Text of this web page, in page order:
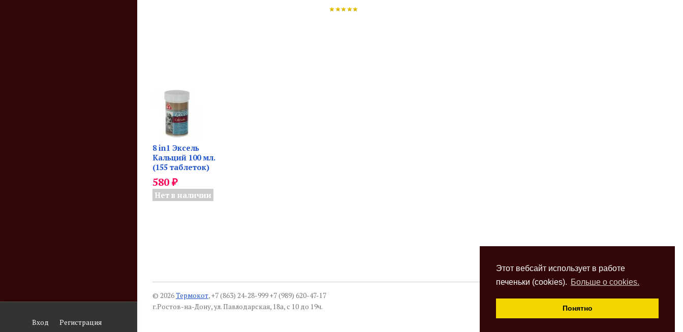
Этот вебсайт использует в работе
печеньки (cookies). Больше о cookies.
Понятно
Вход Регистрация
8 in1 Эксель
Кальций 100 мл.
(155 таблеток)
580₽
Нет в наличии
© 2026Термокот, +7 (863) 24-28-999 +7 (989) 620-47-17
г.Ростов-на-Дону, ул. Павлодарская, 18а, с 10 до 19ч.